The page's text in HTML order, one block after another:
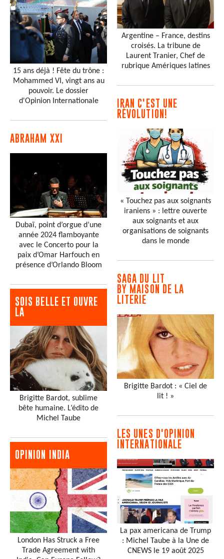
15 ans déjà ! Fête du trône :
Mohammed VI, vingt ans au
pouvoir. Le dossier
d'Opinion Internationale
ABRAHAM XXI
Dubaï, point d’orgue d’une
année 2024 flamboyante
avec le Concerto pour la
paix d’Omar Harfouch en
présence d’Orlando Bloom
SOIS BELLE ET OUVRE
LA
Brigitte Bardot, sublime
bête humaine. L’édito de
Michel Taube
OPINION INDIA
London Has Struck a Free
Trade Agreement with
Argentine – France, destins
croisés. La tribune de
Laurent Tranier, Chef de
rubrique Amériques latines
IRAN C'EST UNE
RÉVOLUTION!
« Touchez pas aux soignants
iraniens » : lettre ouverte
aux soignants et aux
organisations de soignants
dans le monde
SAGA DU LIT
BY MAISON DE LA
LITERIE
Brigitte Bardot : « Ciel de
lit ! »
LES UNES D'OPINION
INTERNATIONALE
La pax americana de Trump
: Michel Taube à la Une de
CNEWS le 19 août 2025